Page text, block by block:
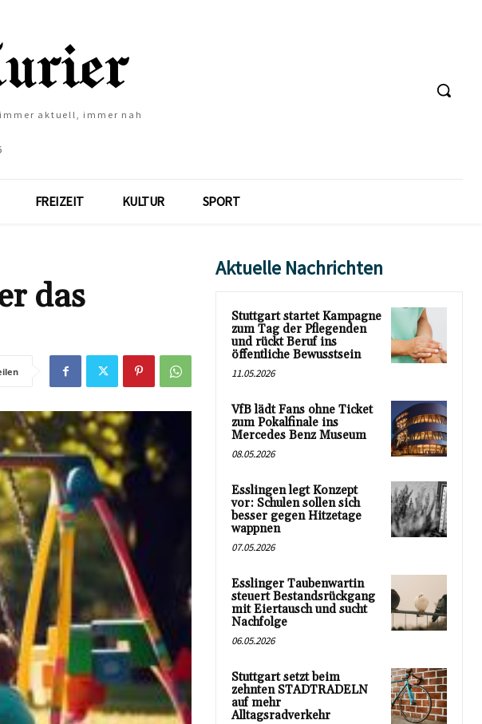
aktuell, immer nah
FREIZEIT KULTUR SPORT
das
Aktuelle Nachrichten
Stuttgart startet Kampagne
zum Tag der Pflegenden
und rückt Beruf ins
öffentliche Bewusstsein
11.05.2026
VfB lädt Fans ohne Ticket
zum Pokalfinale ins
Mercedes Benz Museum
08.05.2026
Esslingen legt Konzept
vor: Schulen sollen sich
besser gegen Hitzetage
wappnen
07.05.2026
Esslinger Taubenwartin
steuert Bestandsrückgang
mit Eiertausch und sucht
Nachfolge
06.05.2026
Stuttgart setzt beim
zehnten STADTRADELN
auf mehr
Alltagsradverkehr